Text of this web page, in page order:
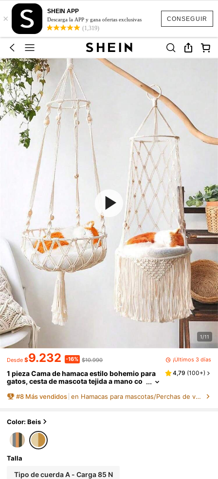
CONSEGUIR
×
SHEIN APP
Descarga la APP y gana ofertas exclusivas
(1,319)
1/11
Desde $9.232 -16% $10.990 ¡Últimos 3 días
1 pieza Cama de hamaca estilo bohemio para
gatos, cesta de mascota tejida a mano co
as las estaciones, decoración colgante para s
een y Navidad - Adecuado para sala de estar,
4,79 (100+)
#8 Más vendidos en Hamacas para mascotas/Perchas de ventana
Color: Beis
Talla
Tipo de cuerda A - Carga 85 N